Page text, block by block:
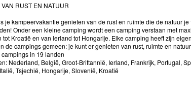
RUST EN NATUUR
je kampeervakantie genieten van de rust en ruimte die de natuur
Onder een kleine camping wordt een camping verstaan met
tot Kroatië en van Ierland tot Hongarije. Elke camping heeft zijn
de campings gemeen: je kunt er genieten van rust, ruimte en natuur.
in 19 landen
België, Groot-Brittannië, Ierland, Frankrijk, Portugal,
Tsjechië, Hongarije, Slovenië, Kroatië